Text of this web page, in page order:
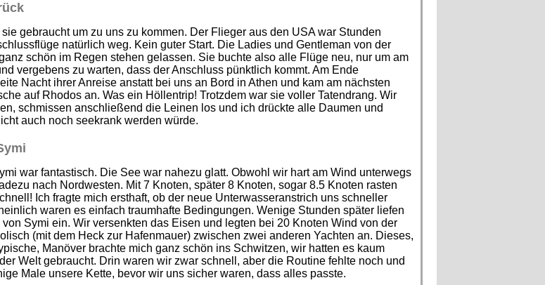
gebraucht um zu uns zu kommen. Der Flieger aus den USA war Stunden
natürlich weg. Kein guter Start. Die Ladies und Gentleman von der
schön im Regen stehen gelassen. Sie buchte also alle Flüge neu, nur um am
vergebens zu warten, dass der Anschluss pünktlich kommt. Am Ende
Nacht ihrer Anreise anstatt bei uns an Bord in Athen und kam am nächsten
auf Rhodos an. Was ein Höllentrip! Trotzdem war sie voller Tatendrang. Wir
schmissen anschließend die Leinen los und ich drückte alle Daumen und
auch noch seekrank werden würde.
war fantastisch. Die See war nahezu glatt. Obwohl wir hart am Wind unterwegs
nach Nordwesten. Mit 7 Knoten, später 8 Knoten, sogar 8.5 Knoten rasten
Ich fragte mich ersthaft, ob der neue Unterwasseranstrich uns schneller
waren es einfach traumhafte Bedingungen. Wenige Stunden später liefen
Symi ein. Wir versenkten das Eisen und legten bei 20 Knoten Wind von der
(mit dem Heck zur Hafenmauer) zwischen zwei anderen Yachten an. Dieses,
Manöver brachte mich ganz schön ins Schwitzen, wir hatten es kaum
Welt gebraucht. Drin waren wir zwar schnell, aber die Routine fehlte noch und
Male unsere Kette, bevor wir uns sicher waren, dass alles passte.